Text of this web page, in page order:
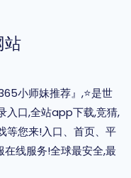
小师妹推荐』,⭐️是世
入口,全站app下载,竞猜,
等您来!入口、首页、平
线服务!全球最安全,最